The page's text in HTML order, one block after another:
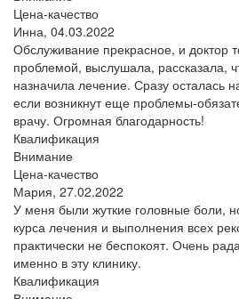
Цена-качество
Инна, 04.03.2022
Обслуживание прекрасное, и доктор
проблемой, выслушала, рассказала,
назначила лечение. Сразу осталась
если возникнут еще проблемы-
врачу. Огромная благодарность!
Квалификация
Внимание
Цена-качество
Мария, 27.02.2022
У меня были жуткие головные боли,
курса лечения и выполнения всех
практически не беспокоят. Очень
именно в эту клинику.
Квалификация